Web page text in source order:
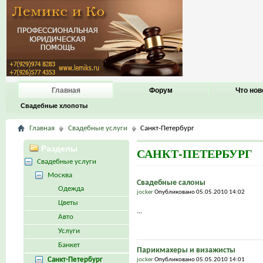
Главная
Свадебные хлопоты
Форум Что
Главная Свадебные услуги Санкт-Петербург
САНКТ-ПЕТЕРБУРГ
Свадебные салоны
jockerОпубликовано 05.05.2010 14:02
...
Парикмахеры и визажисты
jockerОпубликовано 05.05.2010 14:01
Разделы
Свадебные услуги
Москва
Одежда
Цветы
Авто
Услуги
Банкет
Санкт-Петербург